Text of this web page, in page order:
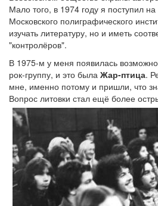
Мало того, в 1974 году я поступил
Московского полиграфического
изучать литературу, но и иметь
"контролёров".
В 1975-м у меня появилась
рок-группу, и это была Жар-птица.
мне, именно потому и пришли, что
Вопрос литовки стал ещё более